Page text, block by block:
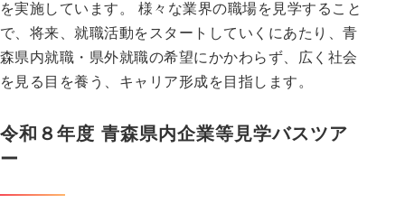
を実施しています。 様々な業界の職場を見学すること
で、将来、就職活動をスタートしていくにあたり、青
森県内就職・県外就職の希望にかかわらず、広く社会
を見る目を養う、キャリア形成を目指します。
令和８年度 青森県内企業等見学バスツア
ー